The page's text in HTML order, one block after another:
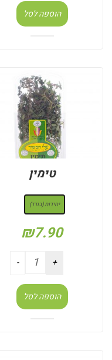
הוספה לסל
טימין
יחידות (בודד)
₪7.90
הוספה לסל